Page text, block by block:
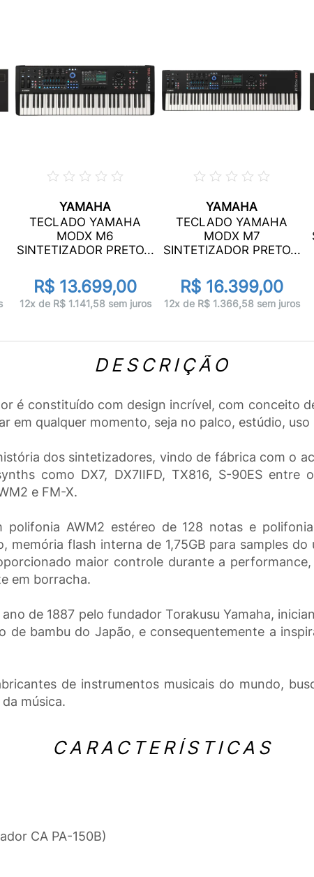
YAMAHA
TECLADO YAMAHA
MODX M6
SINTETIZADOR PRETO...
R$ 13.699,00
12x de R$ 1.141,58 sem juros
YAMAHA
TECLADO YAMAHA
MODX M7
SINTETIZADOR PRETO...
R$ 16.399,00
12x de R$ 1.366,58 sem juros
DESCRIÇÃO
é constituído com design incrível, com conceito
em qualquer momento, seja no palco, estúdio,
dos sintetizadores, vindo de fábrica com o
como DX7, DX7IIFD, TX816, S-90ES entre
e FM-X.
AWM2 estéreo de 128 notas e
memória flash interna de 1,75GB para samples
maior controle durante a
em borracha.
de 1887 pelo fundador Torakusu Yamaha,
bambu do Japão, e consequentemente a
de instrumentos musicais do mundo,
música.
CARACTERÍSTICAS
CA PA-150B)